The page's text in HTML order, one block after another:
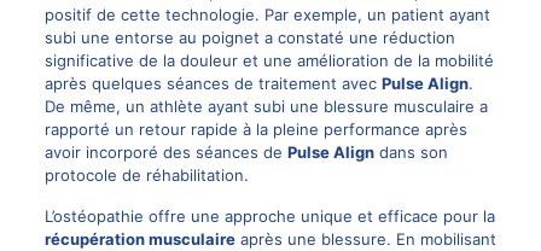
positif de cette technologie. Par exemple, un patient ayant
subi une entorse au poignet a constaté une réduction
significative de la douleur et une amélioration de la mobilité
après quelques séances de traitement avec Pulse Align.
De même, un athlète ayant subi une blessure musculaire a
rapporté un retour rapide à la pleine performance après
avoir incorporé des séances de Pulse Aligndans son
protocole de réhabilitation.
L’ostéopathie offre une approche unique et efficace pour la
récupération musculaireaprès une blessure. En mobilisant